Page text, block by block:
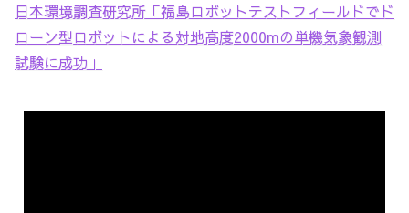
日本環境調査研究所「福島ロボットテストフィールドでド
ローン型ロボットによる対地高度2000mの単機気象観測
試験に成功」